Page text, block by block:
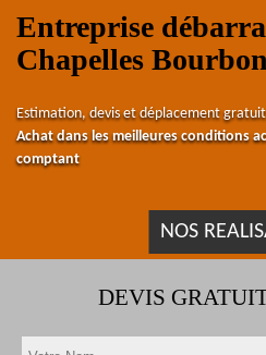
Entreprise
Chapelles
Estimation, devis et déplacement
Achat dans les meilleures conditions
comptant
NOS
DEVIS